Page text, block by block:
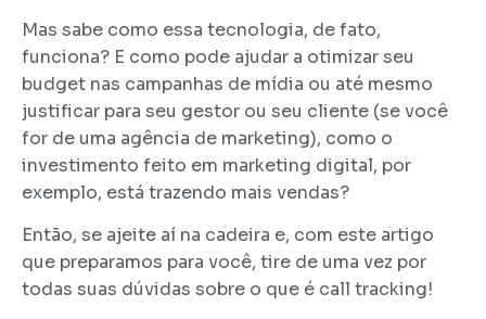
Mas sabe como essa tecnologia, de fato,
funciona? E como pode ajudar a otimizar seu
budget nas campanhas de mídia ou até mesmo
justificar para seu gestor ou seu cliente (se você
for de uma agência de marketing), como o
investimento feito em marketing digital, por
exemplo, está trazendo mais vendas?
Então, se ajeite aí na cadeira e, com este artigo
que preparamos para você, tire de uma vez por
todas suas dúvidas sobre o que é call tracking!